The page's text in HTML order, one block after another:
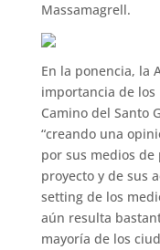
Massamagrell.
En la ponencia, la
importancia de
Camino del Santo
“creando una
por sus medios
proyecto y de sus
setting de los
aún resulta
mayoría de los